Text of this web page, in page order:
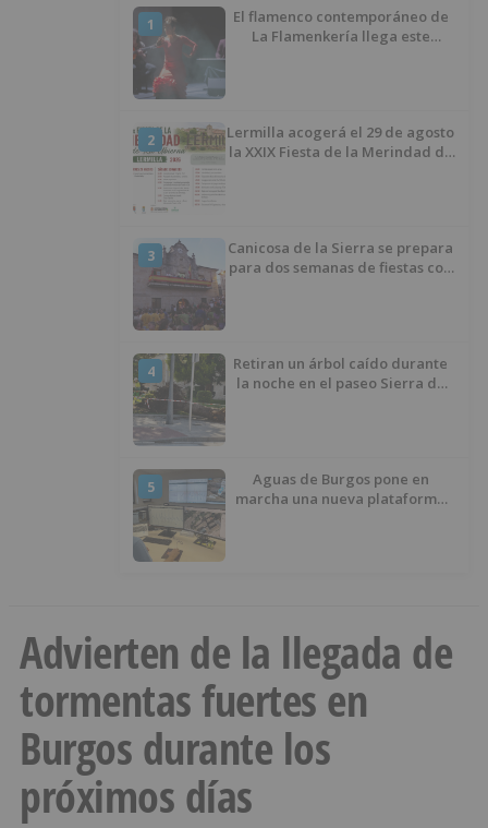
1
El flamenco contemporáneo de
La Flamenkería llega este
2
Lermilla acogerá el 29 de agosto
la XXIX Fiesta de la Merindad de
3
Canicosa de la Sierra se prepara
para dos semanas de fiestas con
4
Retiran un árbol caído durante
la noche en el paseo Sierra de
5
Aguas de Burgos pone en
marcha una nueva plataforma
Advierten de la llegada de
tormentas fuertes en
Burgos durante los
próximos días